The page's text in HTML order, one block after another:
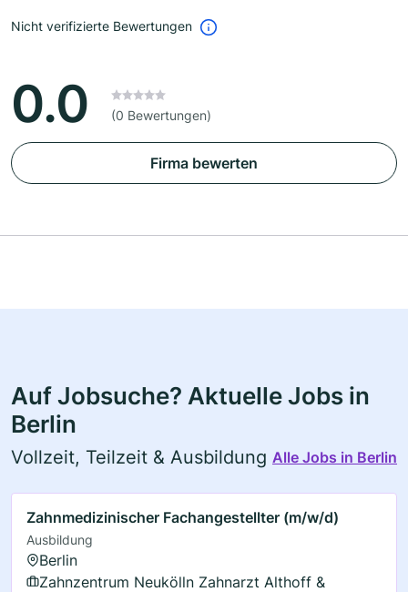
Nicht verifizierte Bewertungen
0.0 (0 Bewertungen)
Firma bewerten
Auf Jobsuche? Aktuelle Jobs in
Berlin
Vollzeit, Teilzeit & Ausbildung Alle Jobs in Berlin
Zahnmedizinischer Fachangestellter (m/w/d)
Ausbildung
Berlin
Zahnzentrum Neukölln Zahnarzt Althoff &